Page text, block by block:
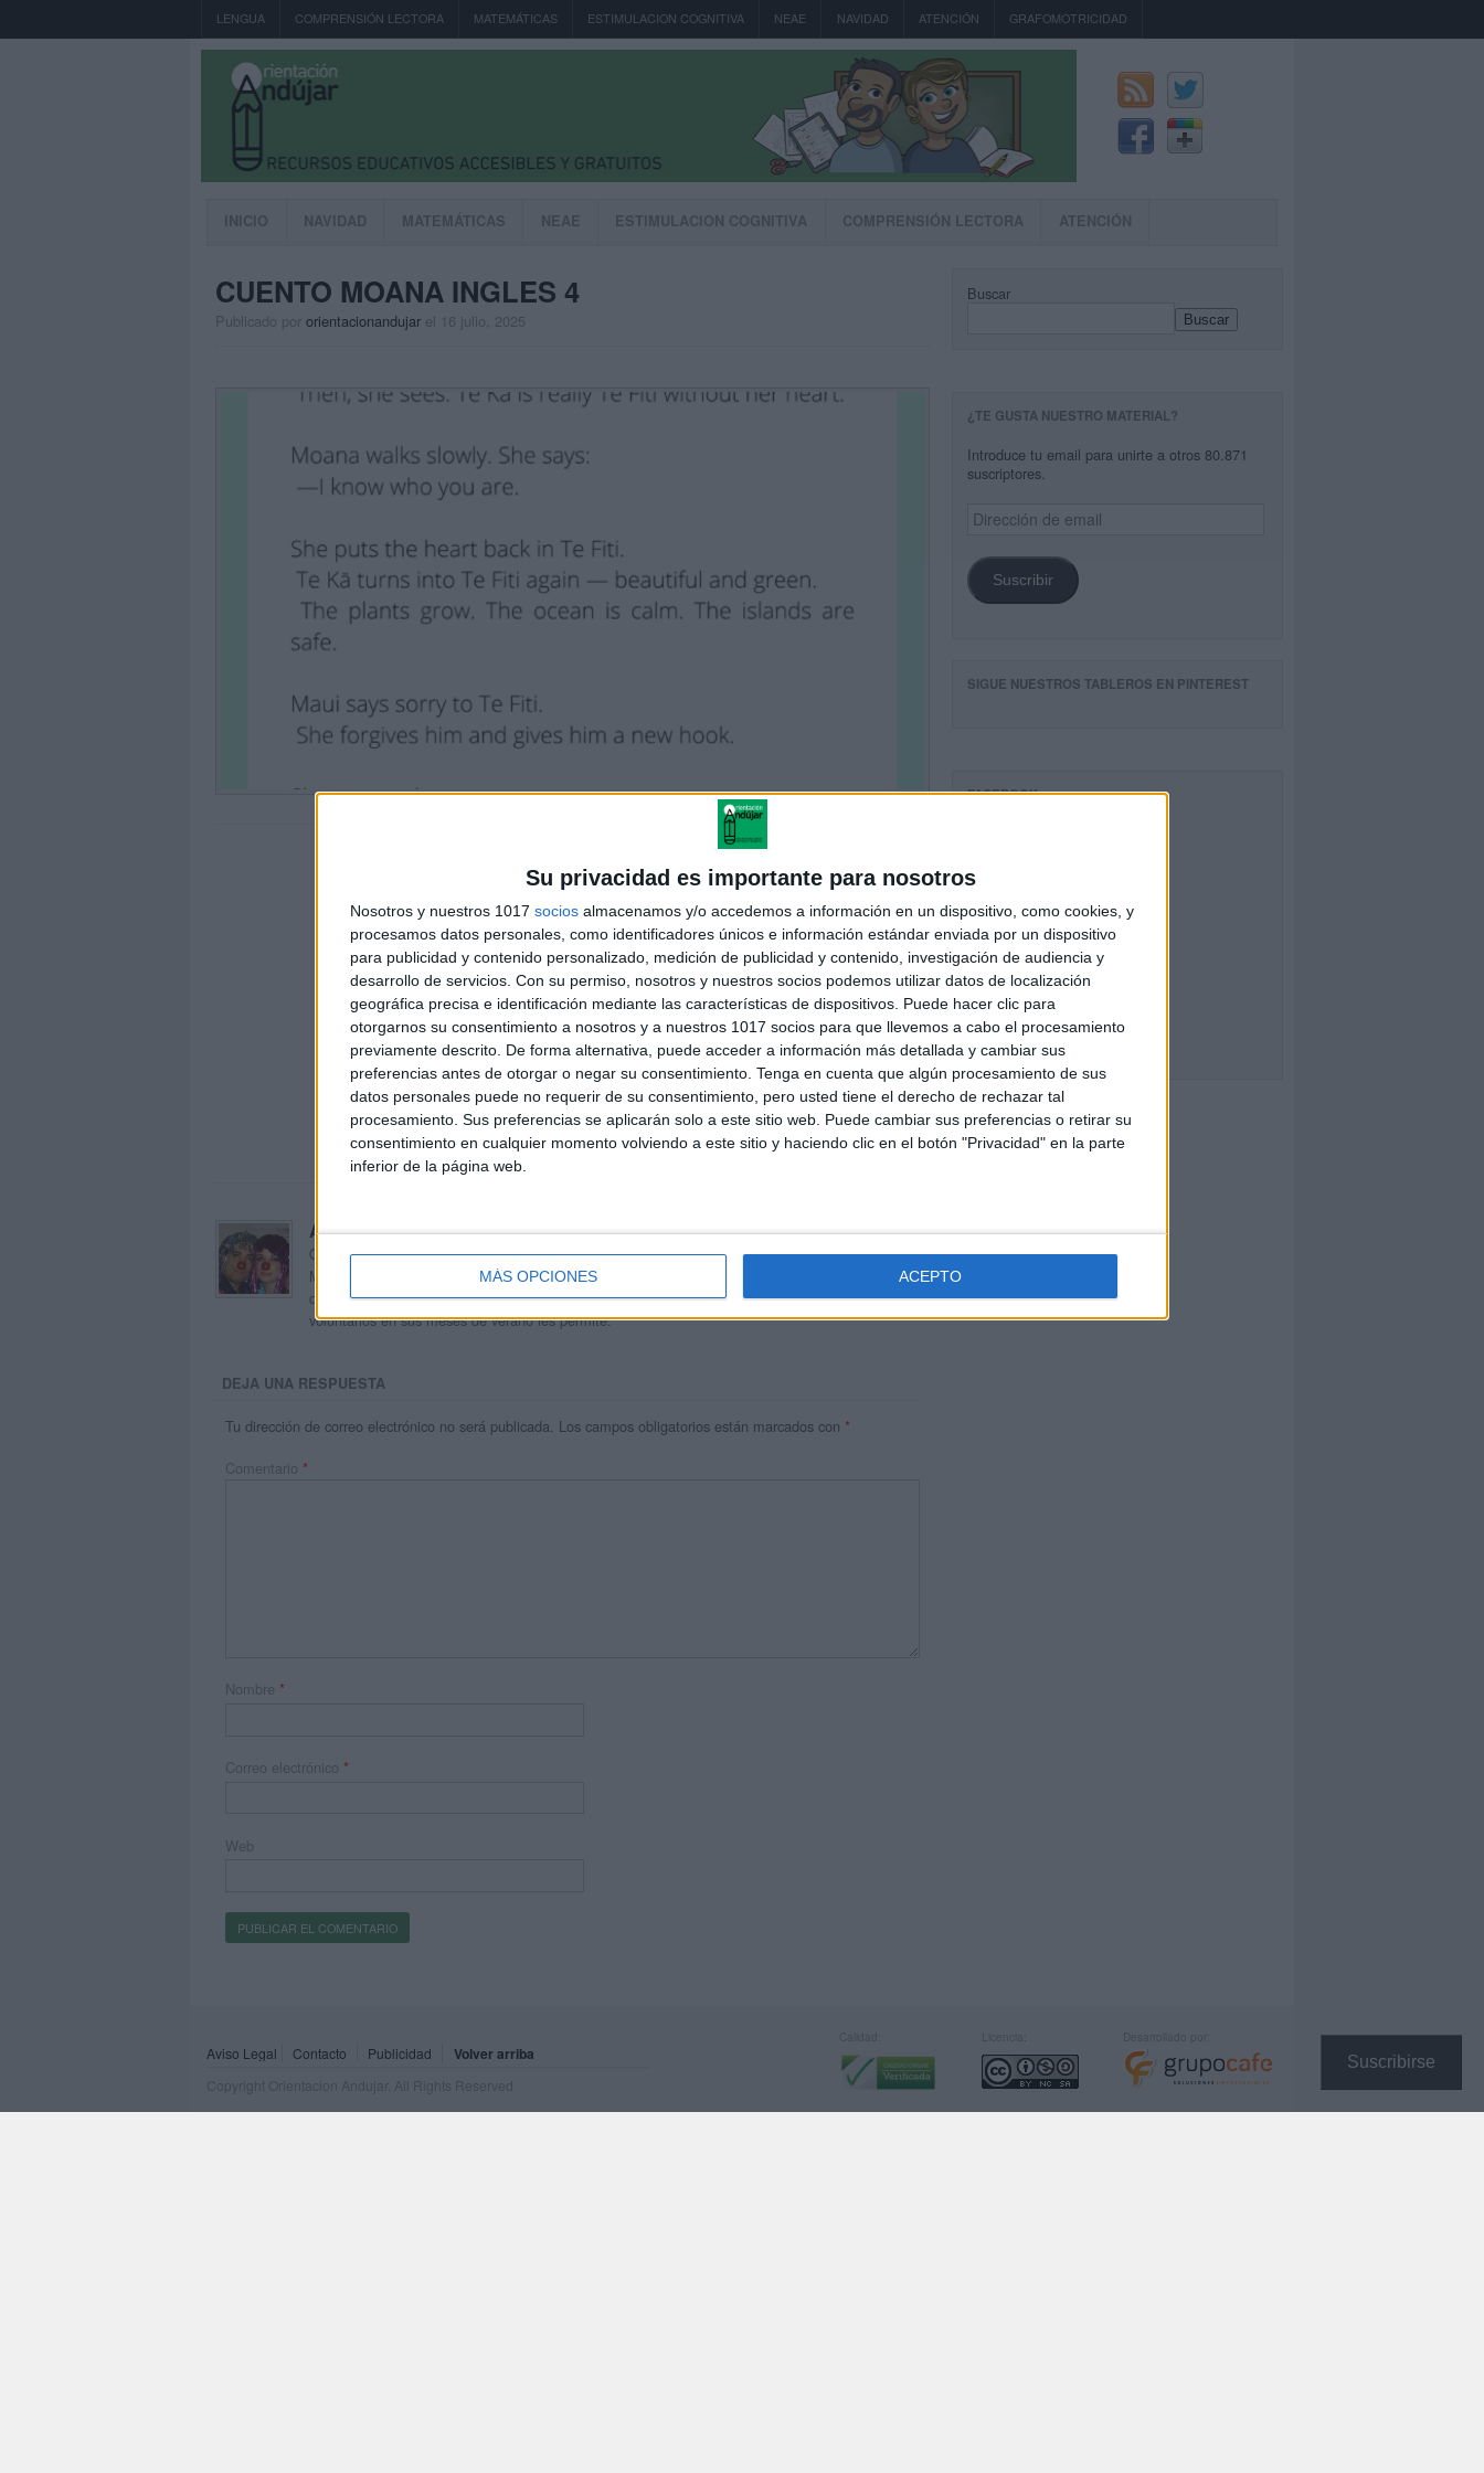
Su privacidad es importante para nosotros
Nosotros y nuestros 1017 socios almacenamos y/o accedemos a información en un dispositivo, como cookies, y
procesamos datos personales, como identificadores únicos e información estándar enviada por un dispositivo
para publicidad y contenido personalizado, medición de publicidad y contenido, investigación de audiencia y
desarrollo de servicios. Con su permiso, nosotros y nuestros socios podemos utilizar datos de localización
geográfica precisa e identificación mediante las características de dispositivos. Puede hacer clic para
otorgarnos su consentimiento a nosotros y a nuestros 1017 socios para que llevemos a cabo el procesamiento
previamente descrito. De forma alternativa, puede acceder a información más detallada y cambiar sus
preferencias antes de otorgar o negar su consentimiento. Tenga en cuenta que algún procesamiento de sus
datos personales puede no requerir de su consentimiento, pero usted tiene el derecho de rechazar tal
procesamiento. Sus preferencias se aplicarán solo a este sitio web. Puede cambiar sus preferencias o retirar su
consentimiento en cualquier momento volviendo a este sitio y haciendo clic en el botón "Privacidad" en la parte
inferior de la página web.
MÁS OPCIONES ACEPTO
Suscribirse
LENGUA COMPRENSIÓN LECTORA MATEMÁTICAS ESTIMULACION COGNITIVA NEAE NAVIDAD ATENCIÓN GRAFOMOTRICIDAD
INICIO NAVIDAD MATEMÁTICAS NEAE ESTIMULACION COGNITIVA COMPRENSIÓN LECTORA ATENCIÓN
CUENTO MOANA INGLES 4
Publicado por orientacionandujar el 16 julio, 2025
Acerca de orientacionandujar
Orientación Andújar no es solo un blog, es la apuesta personal de dos profesores Ginés y
Maribel, que además de ser pareja, son los encargados de los contenidos que encontramos
dentro del blog y en el cual, vuelcan la mayor parte del tiempo, que sus tareas como docentes, y
voluntarios en sus meses de verano les permite.
DEJA UNA RESPUESTA
Tu dirección de correo electrónico no será publicada. Los campos obligatorios están marcados con *
Comentario *
Nombre *
Correo electrónico *
Web
Buscar
Buscar
¿TE GUSTA NUESTRO MATERIAL?
Introduce tu email para unirte a otros 80.871
suscriptores.
Dirección
de
Suscribir
SIGUE NUESTROS TABLEROS EN PINTEREST
FACEBOOK
Aviso Legal Contacto Publicidad Volver arriba